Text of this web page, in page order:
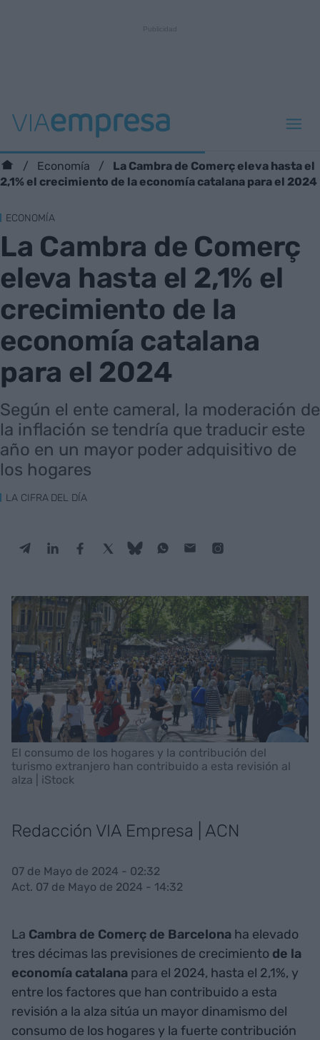
Economía
La Cambra de Comerç eleva hasta el
2,1% el crecimiento de la economía catalana para el 2024
ECONOMÍA
La Cambra de Comerç
eleva hasta el 2,1% el
crecimiento de la
economía catalana
para el 2024
Según el ente cameral, la moderación de
la inflación se tendría que traducir este
año en un mayor poder adquisitivo de
los hogares
LA CIFRA DEL DÍA
El consumo de los hogares y la contribución del
turismo extranjero han contribuido a esta revisión al
alza | iStock
Redacción VIA Empresa | ACN
07 de Mayo de 2024 - 02:32
Act. 07 de Mayo de 2024 - 14:32
La Cambra de Comerç de Barcelona ha elevado
tres décimas las previsiones de crecimiento de la
economía catalana para el 2024, hasta el 2,1%, y
entre los factores que han contribuido a esta
revisión a la alza sitúa un mayor dinamismo del
consumo de los hogares y la fuerte contribución